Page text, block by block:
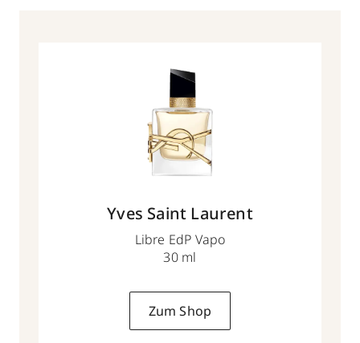
Yves Saint Laurent
Libre EdP Vapo
30 ml
Zum Shop